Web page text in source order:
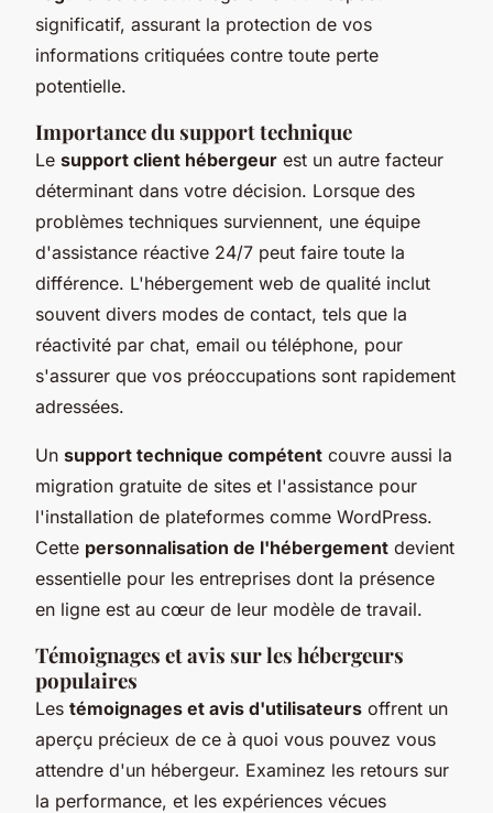
significatif, assurant la protection de vos
informations critiquées contre toute perte
potentielle.
Importance du support technique
Le support client hébergeur est un autre facteur
déterminant dans votre décision. Lorsque des
problèmes techniques surviennent, une équipe
d'assistance réactive 24/7 peut faire toute la
différence. L'hébergement web de qualité inclut
souvent divers modes de contact, tels que la
réactivité par chat, email ou téléphone, pour
s'assurer que vos préoccupations sont rapidement
adressées.
Un support technique compétent couvre aussi la
migration gratuite de sites et l'assistance pour
l'installation de plateformes comme WordPress.
Cette personnalisation de l'hébergement devient
essentielle pour les entreprises dont la présence
en ligne est au cœur de leur modèle de travail.
Témoignages et avis sur les hébergeurs
populaires
Les témoignages et avis d'utilisateurs offrent un
aperçu précieux de ce à quoi vous pouvez vous
attendre d'un hébergeur. Examinez les retours sur
la performance, et les expériences vécues